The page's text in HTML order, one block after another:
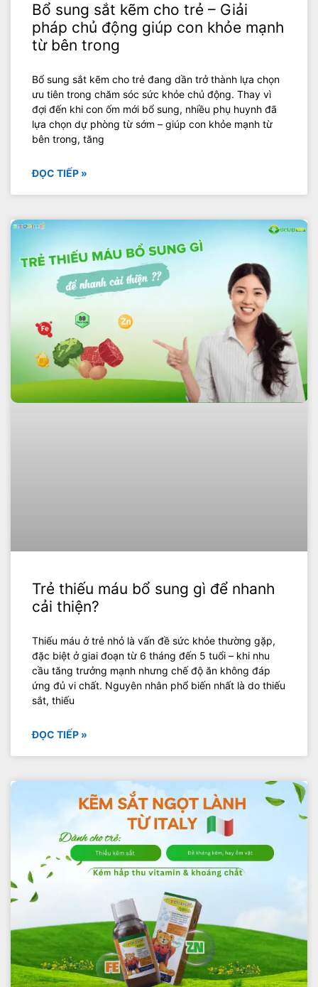
Bổ sung sắt kẽm cho trẻ – Giải
pháp chủ động giúp con khỏe mạnh
từ bên trong
Bổ sung sắt kẽm cho trẻ đang dần trở thành lựa chọn
ưu tiên trong chăm sóc sức khỏe chủ động. Thay vì
đợi đến khi con ốm mới bổ sung, nhiều phụ huynh đã
lựa chọn dự phòng từ sớm – giúp con khỏe mạnh từ
bên trong, tăng
ĐỌC TIẾP »
Trẻ thiếu máu bổ sung gì để nhanh
cải thiện?
Thiếu máu ở trẻ nhỏ là vấn đề sức khỏe thường gặp,
đặc biệt ở giai đoạn từ 6 tháng đến 5 tuổi – khi nhu
cầu tăng trưởng mạnh nhưng chế độ ăn không đáp
ứng đủ vi chất. Nguyên nhân phổ biến nhất là do thiếu
sắt, thiếu
ĐỌC TIẾP »